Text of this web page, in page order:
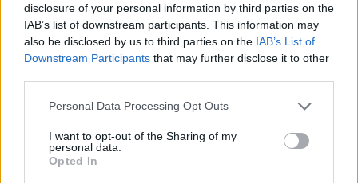
disclosure of your personal information by third parties on the
IAB’s list of downstream participants. This information may
also be disclosed by us to third parties on the IAB’s List of
Downstream Participants that may further disclose it to other
Personal Data Processing Opt Outs
I want to opt-out of the Sharing of my
personal data.
Opted In